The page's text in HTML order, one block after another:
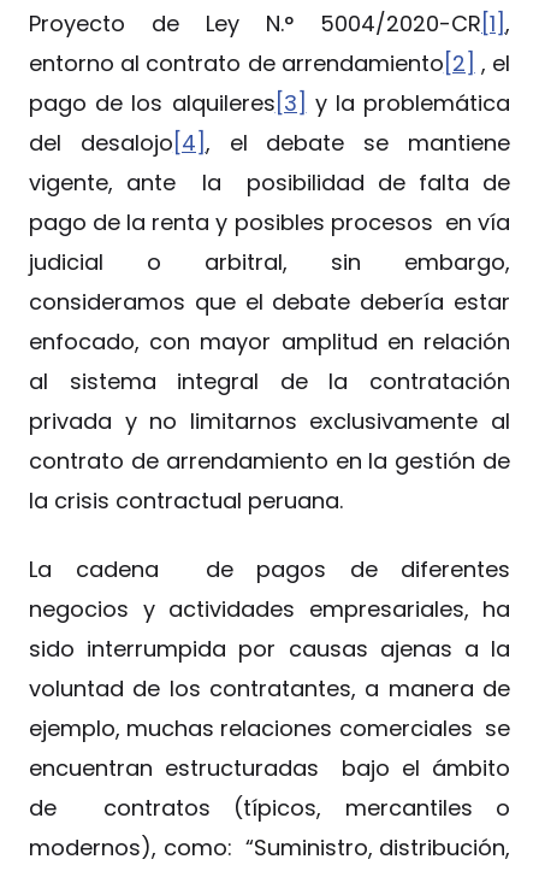
Proyecto de Ley N.° 5004/2020-CR [1],
entorno al contrato de arrendamiento [2] , el
pago de los alquileres [3] y la problemática
del desalojo [4], el debate se mantiene
vigente, ante la posibilidad de falta de
pago de la renta y posibles procesos en vía
judicial o arbitral, sin embargo,
consideramos que el debate debería estar
enfocado, con mayor amplitud en relación
al sistema integral de la contratación
privada y no limitarnos exclusivamente al
contrato de arrendamiento en la gestión de
la crisis contractual peruana.
La cadena de pagos de diferentes
negocios y actividades empresariales, ha
sido interrumpida por causas ajenas a la
voluntad de los contratantes, a manera de
ejemplo, muchas relaciones comerciales se
encuentran estructuradas bajo el ámbito
de contratos (típicos, mercantiles o
modernos), como: “Suministro, distribución,